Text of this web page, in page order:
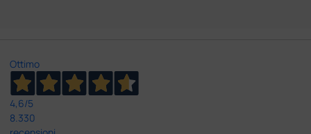
Ottimo
4,6/5
8.330